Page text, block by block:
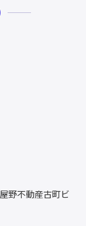
野不動産古町ビ